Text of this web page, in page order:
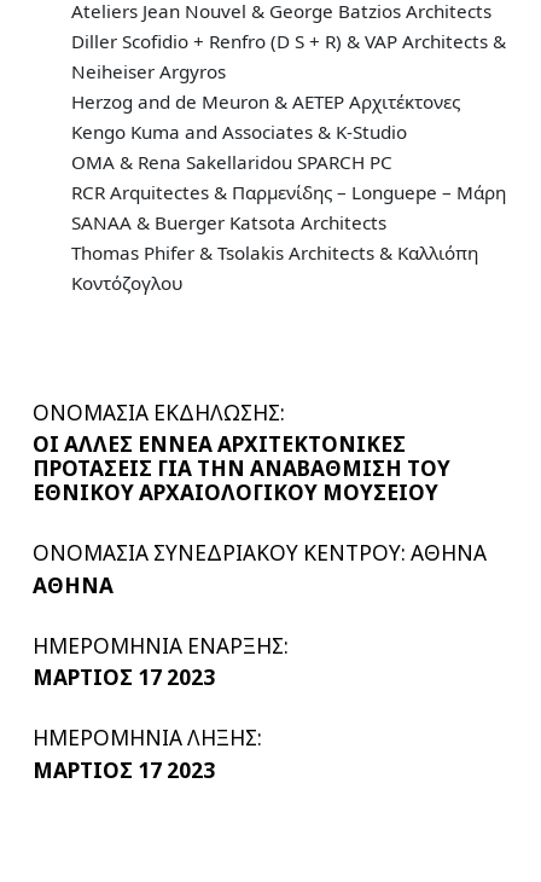
Ateliers Jean Nouvel & George Batzios Architects
Diller Scofidio + Renfro (D S + R) & VAP Architects &
Neiheiser Argyros
Herzog and de Meuron & ΑΕΤΕΡ Αρχιτέκτονες
Kengo Kuma and Associates & K-Studio
OMA & Rena Sakellaridou SPARCH PC
RCR Arquitectes & Παρμενίδης – Longuepe – Μάρη
SANAA & Buerger Katsota Architects
Thomas Phifer & Tsolakis Architects & Καλλιόπη
Κοντόζογλου
ΟΝΟΜΑΣΙΑ ΕΚΔΗΛΩΣΗΣ:
ΟΙ ΑΛΛΕΣ ΕΝΝΕΑ ΑΡΧΙΤΕΚΤΟΝΙΚΕΣ
ΠΡΟΤΑΣΕΙΣ ΓΙΑ ΤΗΝ ΑΝΑΒΑΘΜΙΣΗ ΤΟΥ
ΕΘΝΙΚΟΥ ΑΡΧΑΙΟΛΟΓΙΚΟΥ ΜΟΥΣΕΙΟΥ
ΟΝΟΜΑΣΙΑ ΣΥΝΕΔΡΙΑΚΟΥ ΚΕΝΤΡΟΥ: ΑΘΗΝΑ
ΑΘΗΝΑ
ΗΜΕΡΟΜΗΝΙΑ ΕΝΑΡΞΗΣ:
ΜΑΡΤΙΟΣ 17 2023
ΗΜΕΡΟΜΗΝΙΑ ΛΗΞΗΣ:
ΜΑΡΤΙΟΣ 17 2023